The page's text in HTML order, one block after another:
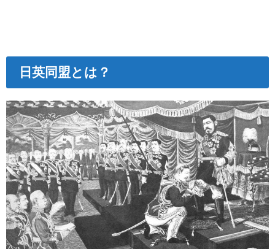
日英同盟とは？